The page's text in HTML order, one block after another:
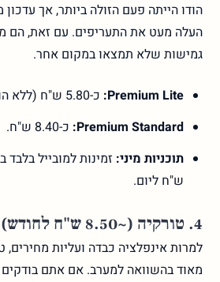
העלה מעט את התעריפים. עם זאת, הם
גמישות שלא תמצאו במקום אחר.
Premium Lite: כ-5.80 ש"ח (ללא הורדות לאופליין).
Premium Standard: כ-8.40 ש"ח.
תוכניות מיני:
ש"ח ליום.
4. טורקיה (~8.50 ש"ח לחודש)
למרות אינפלציה כבדה ועליות מחירים,
מאוד בהשוואה למערב. אם אתם